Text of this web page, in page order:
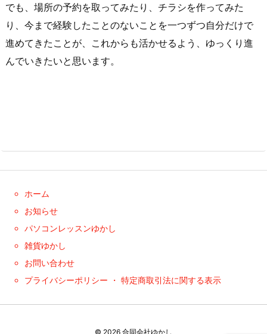
でも、場所の予約を取ってみたり、チラシを作ってみた
り、今まで経験したことのないことを一つずつ自分だけで
進めてきたことが、これからも活かせるよう、ゆっくり進
んでいきたいと思います。
ホーム
お知らせ
パソコンレッスンゆかし
雑貨ゆかし
お問い合わせ
プライバシーポリシー ・ 特定商取引法に関する表示
© 2026 合同会社ゆかし